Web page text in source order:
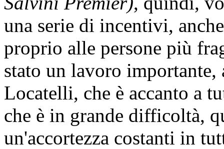
una serie di incentivi,
proprio alle persone più
stato un lavoro
Locatelli, che è accanto a
che è in grande difficoltà,
un'accortezza costanti in